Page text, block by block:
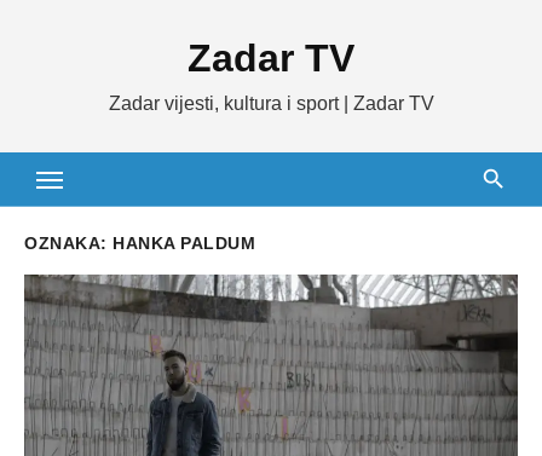
Zadar TV
Zadar vijesti, kultura i sport | Zadar TV
OZNAKA: HANKA PALDUM